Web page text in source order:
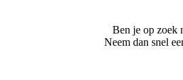
Ben je op zoek
Neem dan snel